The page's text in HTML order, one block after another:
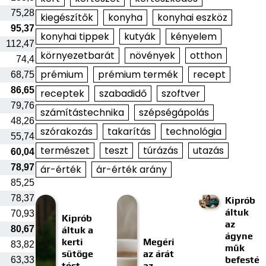
75,28
95,37
112,47
74,4
68,75
86,65
79,76
48,26
55,74
60,04
78,97
85,25
78,37
70,93
80,67
83,82
63,33
kiegészítők
konyha
konyhai eszköz
konyhai tippek
kutyák
kényelem
környezetbarát
növények
otthon
prémium
prémium termék
recept
receptek
szabadidő
szoftver
számítástechnika
szépségápolás
szórakozás
takarítás
technológia
természet
teszt túrázás
utazás
ár-érték
ár-érték arány
Kiprób
áltuk a
kerti
sütöge
Megéri
az árát
Kiprób
áltuk
az
ágyne
műk
befesté